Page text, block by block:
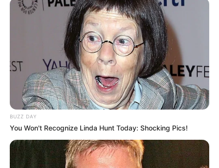
BUZZ DAY
You Won't Recognize Linda Hunt Today: Shocking Pics!